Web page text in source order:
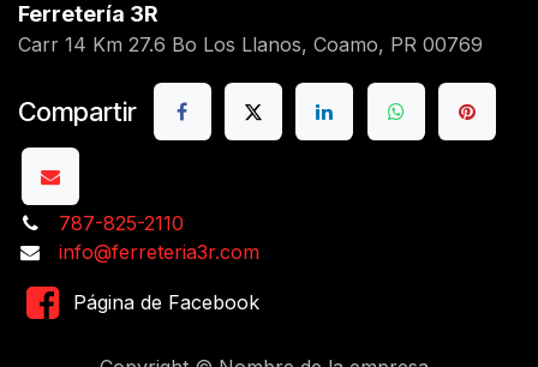
Ferretería 3R
Carr 14 Km 27.6 Bo Los Llanos, Coamo, PR 00769
Compartir
787-825-2110
info@ferreteria3r.com
Página de Facebook